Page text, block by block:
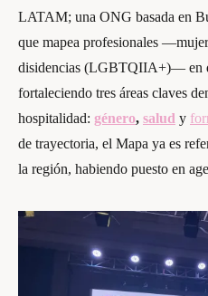
LATAM; una ONG basada en
que mapea profesionales
disidencias (LGBTQIIA+)— en
fortaleciendo tres áreas claves
hospitalidad: género, salud y
de trayectoria, el Mapa ya es
la región, habiendo puesto en